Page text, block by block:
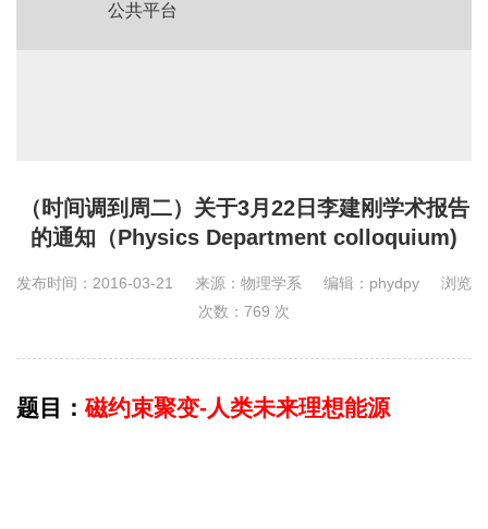
公共平台
（时间调到周二）关于3月22日李建刚学术报告
的通知（Physics Department colloquium)
发布时间：2016-03-21 来源：物理学系 编辑：phydpy
浏览
次数： 769 次
题目： 磁约束聚变-人类未来理想能源